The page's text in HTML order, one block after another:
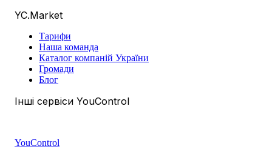
YC.Market
Тарифи
Наша команда
Каталог компаній України
Громади
Блог
Інші сервіси YouControl
YouControl